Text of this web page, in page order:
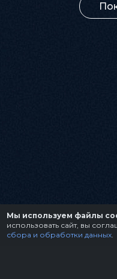
Мы используем файлы
использовать сайт, вы
сбора и обработки данных